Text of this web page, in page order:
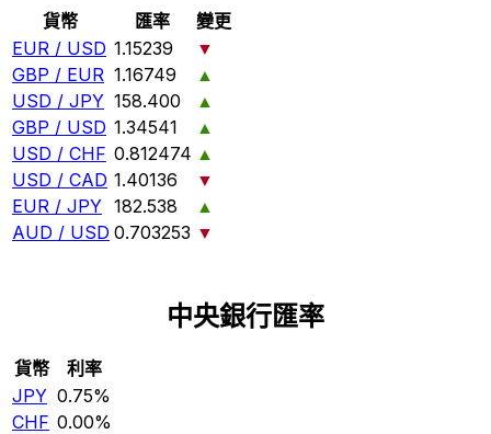
貨幣 匯率
變更
EUR / USD 1.15239
▼
GBP / EUR 1.16749
▲
USD / JPY 158.400
▲
GBP / USD 1.34541
▲
USD / CHF 0.812474 ▲
USD / CAD 1.40136
▼
EUR / JPY 182.538
▲
AUD / USD 0.703253 ▼
中央銀行匯率
貨幣
利率
JPY 0.75%
CHF 0.00%